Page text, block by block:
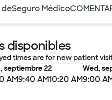
deSeguro Médico
disponibles
times are for new patient
septiembre 22
AM9:40 AM10:20 AM
Wed,
9:00